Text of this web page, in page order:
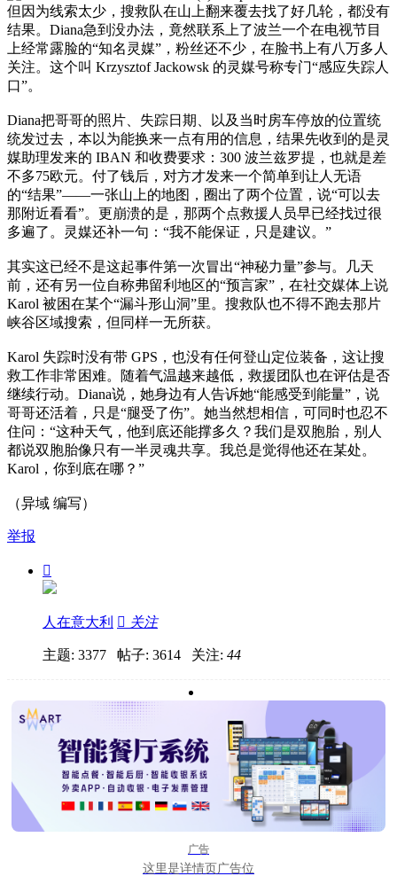
但因为线索太少，搜救队在山上翻来覆去找了好几轮，都没有
结果。Diana急到没办法，竟然联系上了波兰一个在电视节目
上经常露脸的“知名灵媒”，粉丝还不少，在脸书上有八万多人
关注。这个叫 Krzysztof Jackowsk 的灵媒号称专门“感应失踪人
口”。
Diana把哥哥的照片、失踪日期、以及当时房车停放的位置统
统发过去，本以为能换来一点有用的信息，结果先收到的是灵
媒助理发来的 IBAN 和收费要求：300 波兰兹罗提，也就是差
不多75欧元。付了钱后，对方才发来一个简单到让人无语
的“结果”——一张山上的地图，圈出了两个位置，说“可以去
那附近看看”。更崩溃的是，那两个点救援人员早已经找过很
多遍了。灵媒还补一句：“我不能保证，只是建议。”
其实这已经不是这起事件第一次冒出“神秘力量”参与。几天
前，还有另一位自称弗留利地区的“预言家”，在社交媒体上说
Karol 被困在某个“漏斗形山洞”里。搜救队也不得不跑去那片
峡谷区域搜索，但同样一无所获。
Karol 失踪时没有带 GPS，也没有任何登山定位装备，这让搜
救工作非常困难。随着气温越来越低，救援团队也在评估是否
继续行动。Diana说，她身边有人告诉她“能感受到能量”，说
哥哥还活着，只是“腿受了伤”。她当然想相信，可同时也忍不
住问：“这种天气，他到底还能撑多久？我们是双胞胎，别人
都说双胞胎像只有一半灵魂共享。我总是觉得他还在某处。
Karol，你到底在哪？”
（异域 编写）
举报

人在意大利  关注
主题: 3377 帖子: 3614 关注: 44
广告
这里是详情页广告位